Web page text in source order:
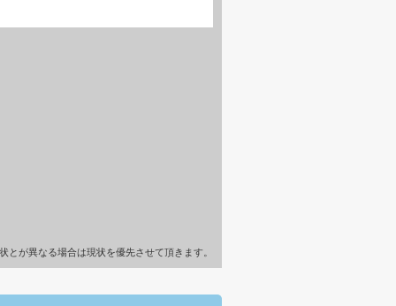
とが異なる場合は現状を優先させて頂きます。